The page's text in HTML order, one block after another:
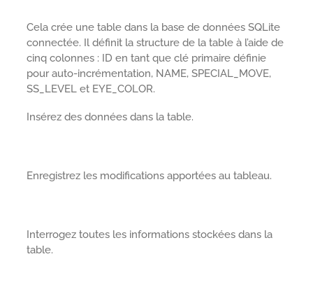
Cela crée une table dans la base de données SQLite
connectée. Il définit la structure de la table à l’aide de
cinq colonnes : ID en tant que clé primaire définie
pour auto-incrémentation, NAME, SPECIAL_MOVE,
SS_LEVEL et EYE_COLOR.
Insérez des données dans la table.
Enregistrez les modifications apportées au tableau.
Interrogez toutes les informations stockées dans la
table.